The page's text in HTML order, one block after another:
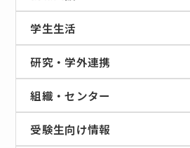
学生生活
研究・学外連携
組織・センター
受験生向け情報